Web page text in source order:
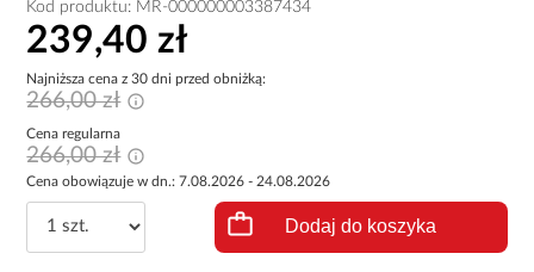
Kod produktu: MR-000000003387434
239,40 zł
Najniższa cena z 30 dni przed obniżką:
266,00 zł
Cena regularna
266,00 zł
Cena obowiązuje w dn.: 7.08.2026 - 24.08.2026
Dodaj do koszyka